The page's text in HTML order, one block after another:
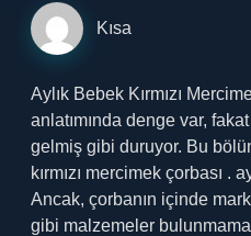
Kısa
Aylık Bebek Kırmızı
anlatımında denge var,
gelmiş gibi duruyor. Bu
kırmızı mercimek çorbası .
Ancak, çorbanın içinde
gibi malzemeler